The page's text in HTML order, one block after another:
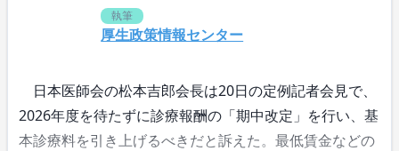
執筆
厚生政策情報センター
日本医師会の松本吉郎会長は20日の定例記者会見で、
2026年度を待たずに診療報酬の「期中改定」を行い、基
本診療料を引き上げるべきだと訴えた。最低賃金などの